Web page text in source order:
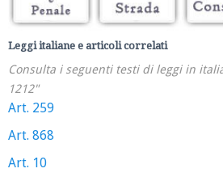
Leggi italiane e articoli correlati
Consulta i seguenti testi di leggi in
1212"
Art. 259
Art. 868
Art. 10